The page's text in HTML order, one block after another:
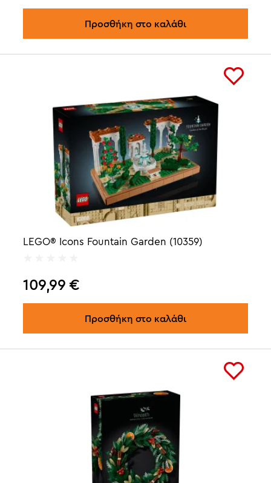
Προσθήκη στο καλάθι
LEGO® Icons Fountain Garden (10359)
109,99 €
Προσθήκη στο καλάθι